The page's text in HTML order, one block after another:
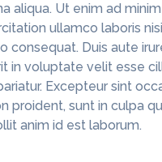
aliqua. Ut enim ad
ullamco laboris
consequat. Duis aute
in voluptate velit esse
Excepteur sint
proident, sunt in culpa
anim id est laborum.